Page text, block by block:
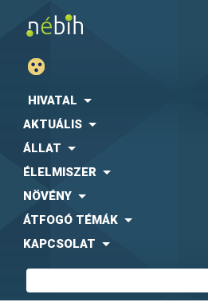
HIVATAL
AKTUÁLIS
ÁLLAT
ÉLELMISZER
NÖVÉNY
ÁTFOGÓ TÉMÁK
KAPCSOLAT